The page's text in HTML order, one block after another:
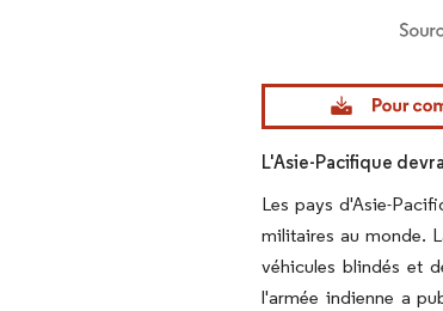
Image © Mordor
L'Asie-Pacifique
Les pays d'Asie-
militaires au monde.
véhicules blindés et
l'armée indienne a